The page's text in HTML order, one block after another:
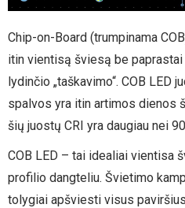
Chip-on-Board (trumpinama
itin vientisą šviesą be
lydinčio „taškavimo“. COB LED
spalvos yra itin artimos dienos
šių juostų CRI yra daugiau nei
COB LED – tai idealiai vientisa
profilio dangteliu. Švietimo
tolygiai apšviesti visus